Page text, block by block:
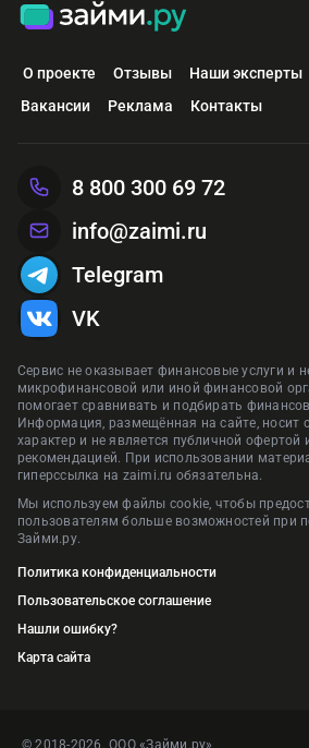
О проекте Отзывы Наши эксперты
Вакансии
Реклама Контакты
Сервис не оказывает финансовые услуги и
микрофинансовой или иной финансовой
помогает сравнивать и подбирать
Информация, размещённая на сайте, носит
характер и не является публичной офертой
рекомендацией. При использовании
гиперссылка на zaimi.ru обязательна.
Мы используем файлы cookie, чтобы
пользователям больше возможностей при
Займи.ру.
Политика конфиденциальности
Пользовательское соглашение
Нашли ошибку?
Карта сайта
8 800 300 69 72
info@zaimi.ru
Telegram
VK
© 2018-2026. ООО «Займи.ру»